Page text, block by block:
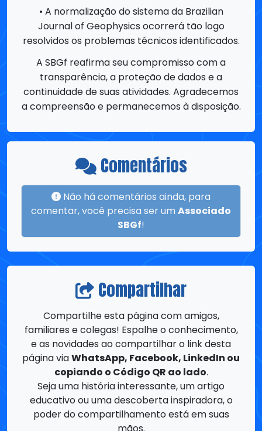
A SBGf reafirma seu compromisso com a
transparência, a proteção de dados e a
continuidade de suas atividades. Agradecemos
a compreensão e permanecemos à disposição.
Comentários
comentar, você precisa ser umAssociado
SBGf!
Compartilhar
Compartilhe esta página com amigos,
familiares e colegas! Espalhe o conhecimento,
e as novidades ao compartilhar o link desta
página via
WhatsApp, Facebook, LinkedIn ou
copiando o Código QR ao lado.
Seja uma história interessante, um artigo
educativo ou uma descoberta inspiradora, o
poder do compartilhamento está em suas
mãos.